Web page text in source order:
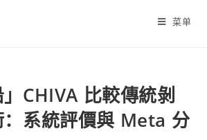
菜单
」CHIVA 比較傳統剝
系統評價與 Meta 分